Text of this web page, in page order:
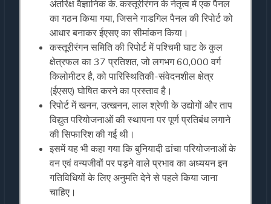
अंतरिक्ष वैज्ञानिक के. कस्तूरीरंगन के नेतृत्व में एक पैनल
का गठन किया गया, जिसने गाडगिल पैनल की रिपोर्ट को
आधार बनाकर ईएसए का सीमांकन किया।
कस्तूरीरंगन समिति की रिपोर्ट में पश्चिमी घाट के कुल
क्षेत्रफल का 37 प्रतिशत, जो लगभग 60,000 वर्ग
किलोमीटर है, को पारिस्थितिकी-संवेदनशील क्षेत्र
(ईएसए) घोषित करने का प्रस्ताव है।
रिपोर्ट में खनन, उत्खनन, लाल श्रेणी के उद्योगों और ताप
विद्युत परियोजनाओं की स्थापना पर पूर्ण प्रतिबंध लगाने
की सिफारिश की गई थी।
इसमें यह भी कहा गया कि बुनियादी ढांचा परियोजनाओं के
वन एवं वन्यजीवों पर पड़ने वाले प्रभाव का अध्ययन इन
गतिविधियों के लिए अनुमति देने से पहले किया जाना
चाहिए।